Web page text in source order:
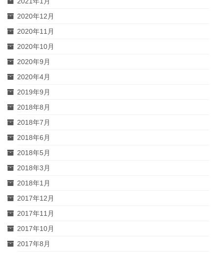
2020年12月
2020年11月
2020年10月
2020年9月
2020年4月
2019年9月
2018年8月
2018年7月
2018年6月
2018年5月
2018年3月
2018年1月
2017年12月
2017年11月
2017年10月
2017年8月